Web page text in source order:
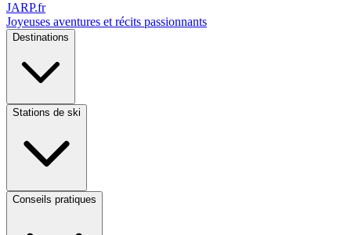
JARP.fr
Joyeuses aventures et récits passionnants
Destinations
Stations de ski
Conseils pratiques